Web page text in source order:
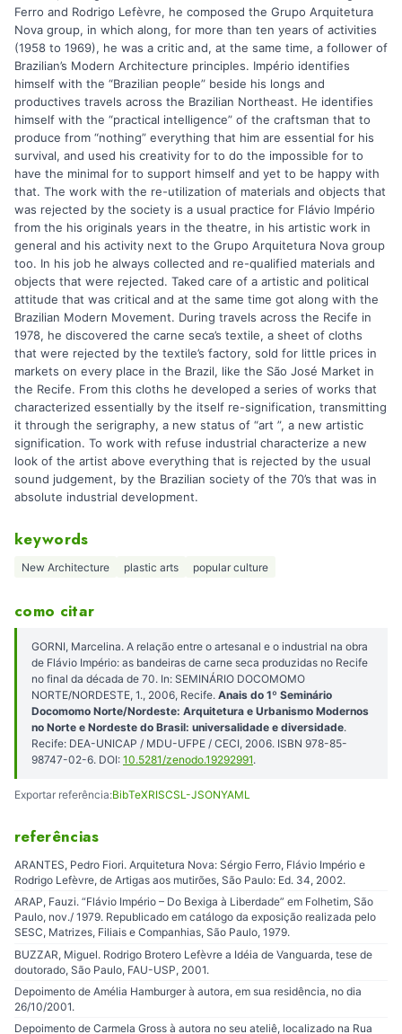
Ferro and Rodrigo Lefèvre, he composed the Grupo Arquitetura
Nova group, in which along, for more than ten years of activities
(1958 to 1969), he was a critic and, at the same time, a follower of
Brazilian’s Modern Architecture principles. Império identifies
himself with the “Brazilian people” beside his longs and
productives travels across the Brazilian Northeast. He identifies
himself with the “practical intelligence” of the craftsman that to
produce from “nothing” everything that him are essential for his
survival, and used his creativity for to do the impossible for to
have the minimal for to support himself and yet to be happy with
that. The work with the re-utilization of materials and objects that
was rejected by the society is a usual practice for Flávio Império
from the his originals years in the theatre, in his artistic work in
general and his activity next to the Grupo Arquitetura Nova group
too. In his job he always collected and re-qualified materials and
objects that were rejected. Taked care of a artistic and political
attitude that was critical and at the same time got along with the
Brazilian Modern Movement. During travels across the Recife in
1978, he discovered the carne seca’s textile, a sheet of cloths
that were rejected by the textile’s factory, sold for little prices in
markets on every place in the Brazil, like the São José Market in
the Recife. From this cloths he developed a series of works that
characterized essentially by the itself re-signification, transmitting
it through the serigraphy, a new status of “art ”, a new artistic
signification. To work with refuse industrial characterize a new
look of the artist above everything that is rejected by the usual
sound judgement, by the Brazilian society of the 70’s that was in
absolute industrial development.
keywords
New Architecture plastic arts popular culture
como citar
GORNI, Marcelina. A relação entre o artesanal e o industrial na obra
de Flávio Império: as bandeiras de carne seca produzidas no Recife
no final da década de 70. In: SEMINÁRIO DOCOMOMO
NORTE/NORDESTE, 1., 2006, Recife. Anais do 1º Seminário
Docomomo Norte/Nordeste: Arquitetura e Urbanismo Modernos
no Norte e Nordeste do Brasil: universalidade e diversidade.
Recife: DEA-UNICAP / MDU-UFPE / CECI, 2006. ISBN 978-85-
98747-02-6. DOI: 10.5281/zenodo.19292991.
Exportar referência:BibTeXRISCSL-JSONYAML
referências
ARANTES, Pedro Fiori. Arquitetura Nova: Sérgio Ferro, Flávio Império e
Rodrigo Lefèvre, de Artigas aos mutirões, São Paulo: Ed. 34, 2002.
ARAP, Fauzi. “Flávio Império – Do Bexiga à Liberdade” em Folhetim, São
Paulo, nov./ 1979. Republicado em catálogo da exposição realizada pelo
SESC, Matrizes, Filiais e Companhias, São Paulo, 1979.
BUZZAR, Miguel. Rodrigo Brotero Lefèvre a Idéia de Vanguarda, tese de
doutorado, São Paulo, FAU-USP, 2001.
Depoimento de Amélia Hamburger à autora, em sua residência, no dia
26/10/2001.
Depoimento de Carmela Gross à autora no seu ateliê, localizado na Rua